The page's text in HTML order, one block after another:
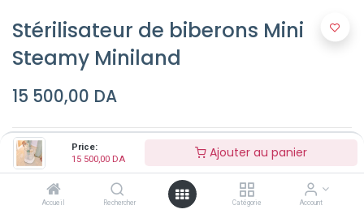
Price:
15 500,00 DA Ajouter au panier
Accueil Rechercher Catégorie Account
Stérilisateur de biberons Mini
Steamy Miniland
15 500,00 DA
Ajouter au panier